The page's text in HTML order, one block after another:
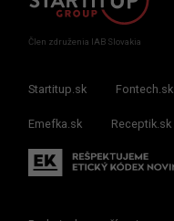
Člen združenia IAB Slovakia
Startitup.sk Fontech.sk
Emefka.sk Receptik.sk